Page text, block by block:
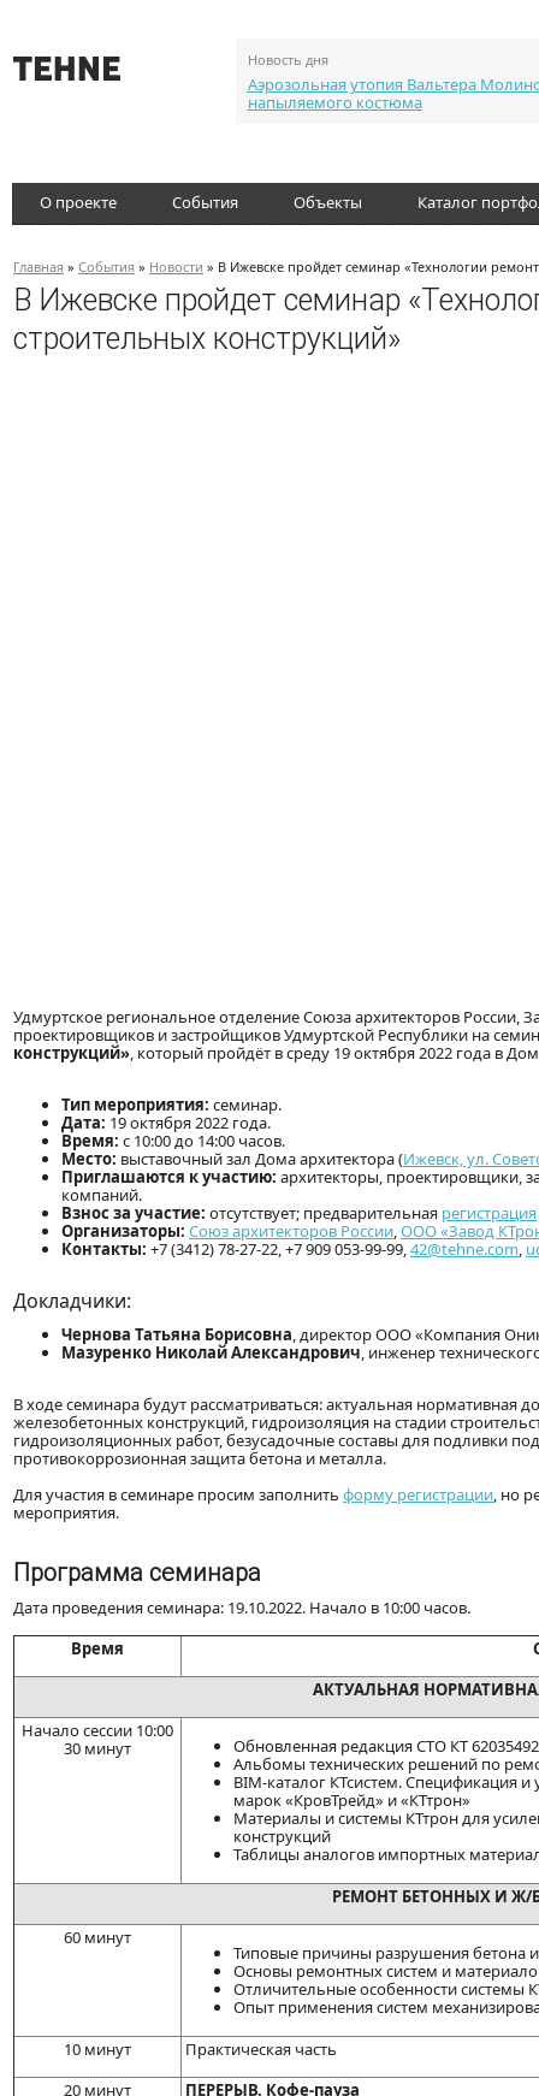
Новость дня
Аэрозольная утопия Вальтера
напыляемого костюма
О проекте События Объекты Каталог
Главная » События » Новости » В Ижевске пройдет семинар «Технологии
В Ижевске пройдет семинар
строительных конструкций»
Удмуртское региональное отделение Союза архитекторов
проектировщиков и застройщиков Удмуртской Республики на
конструкций», который пройдёт в среду 19 октября 2022 года в
Тип мероприятия: семинар.
Дата: 19 октября 2022 года.
Время: с 10:00 до 14:00 часов.
Место: выставочный зал Дома архитектора (Ижевск, ул.
Приглашаются к участию: архитекторы, проектировщики,
компаний.
Взнос за участие: отсутствует; предварительная регистрация
Организаторы: Союз архитекторов России,ООО «Завод
Контакты: +7 (3412) 78-27-22, +7 909 053-99-99,42@tehne.com,
Докладчики:
Чернова Татьяна Борисовна, директор ООО «Компания
Мазуренко Николай Александрович, инженер
В ходе семинара будут рассматриваться: актуальная нормативная
железобетонных конструкций, гидроизоляция на стадии
гидроизоляционных работ, безусадочные составы для подливки
противокоррозионная защита бетона и металла.
Для участия в семинаре просим заполнить форму регистрации, но
мероприятия.
Программа семинара
Дата проведения семинара: 19.10.2022. Начало в 10:00 часов.
Время
АКТУАЛЬНАЯ
Начало сессии 10:00
30 минут
Обновленная редакция СТО КТ
Альбомы технических решений по
BIM-каталог КТсистем. Спецификация
марок «КровТрейд» и «КТтрон»
Материалы и системы КТтрон для
конструкций
Таблицы аналогов импортных
РЕМОНТ БЕТОННЫХ И Ж/
60 минут
Типовые причины разрушения бетона
Основы ремонтных систем и
Отличительные особенности системы
Опыт применения систем
10 минут
Практическая часть
20 минут
ПЕРЕРЫВ. Кофе-пауза